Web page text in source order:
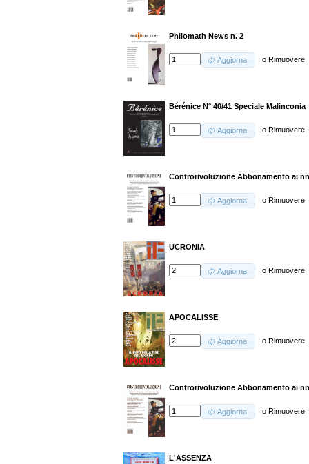
Philomath News n. 2
Aggiorna oRimuovere
Bérénice N° 40/41 Speciale Malinconia
Aggiorna oRimuovere
Controrivoluzione Abbonamento ai
Aggiorna oRimuovere
UCRONIA
Aggiorna oRimuovere
APOCALISSE
Aggiorna oRimuovere
Controrivoluzione Abbonamento ai
Aggiorna oRimuovere
L'ASSENZA